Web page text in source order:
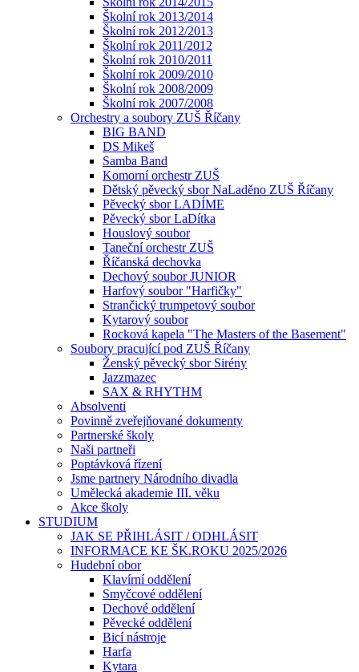
Školní rok 2013/2014
Školní rok 2012/2013
Školní rok 2011/2012
Školní rok 2010/2011
Školní rok 2009/2010
Školní rok 2008/2009
Školní rok 2007/2008
Orchestry a soubory ZUŠ Říčany
BIG BAND
DS Mikeš
Samba Band
Komorní orchestr ZUŠ
Dětský pěvecký sbor NaLaděno ZUŠ Říčany
Pěvecký sbor LADÍME
Pěvecký sbor LaDítka
Houslový soubor
Taneční orchestr ZUŠ
Říčanská dechovka
Dechový soubor JUNIOR
Harfový soubor "Harfičky"
Strančický trumpetový soubor
Kytarový soubor
Rocková kapela "The Masters of the Basement"
Soubory pracující pod ZUŠ Říčany
Ženský pěvecký sbor Sirény
Jazzmazec
SAX & RHYTHM
Absolventi
Povinně zveřejňované dokumenty
Partnerské školy
Naši partneři
Poptávková řízení
Jsme partnery Národního divadla
Umělecká akademie III. věku
Akce školy
STUDIUM
JAK SE PŘIHLÁSIT / ODHLÁSIT
INFORMACE KE ŠK.ROKU 2025/2026
Hudební obor
Klavírní oddělení
Smyčcové oddělení
Dechové oddělení
Pěvecké oddělení
Bicí nástroje
Harfa
Kytara